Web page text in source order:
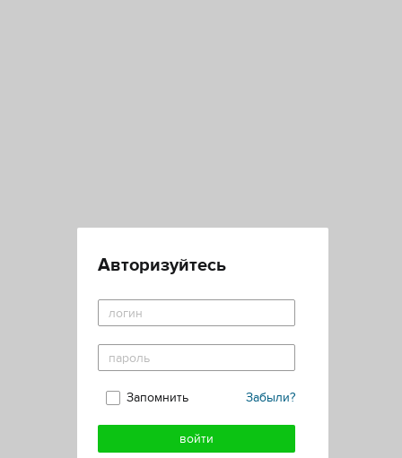
Авторизуйтесь
Забыли?
Запомнить